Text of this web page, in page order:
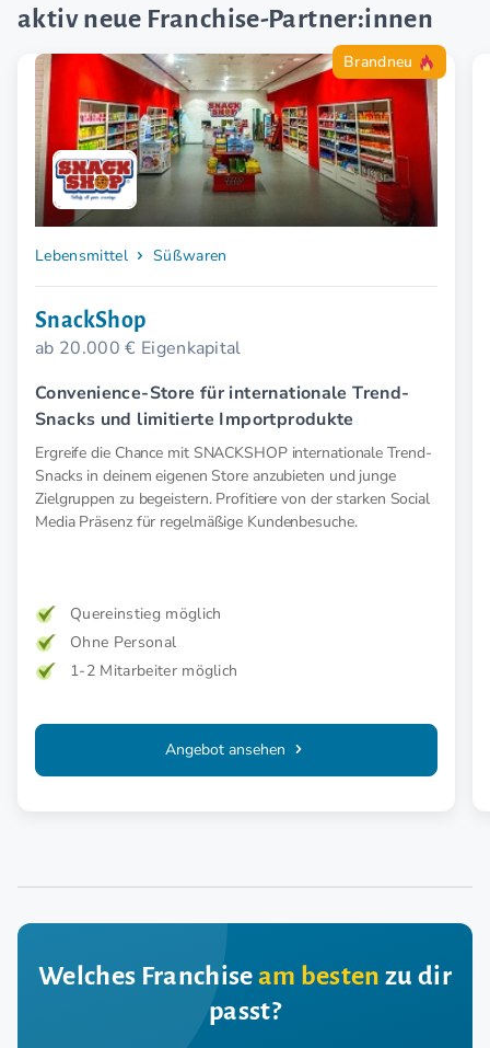
aktiv neue Franchise-Partner:innen
Brandneu
Lebensmittel Süßwaren
SnackShop
ab 20.000 € Eigenkapital
Convenience-Store für internationale Trend-
Snacks und limitierte Importprodukte
Ergreife die Chance mit SNACKSHOP internationale Trend-
Snacks in deinem eigenen Store anzubieten und junge
Zielgruppen zu begeistern. Profitiere von der starken Social
Media Präsenz für regelmäßige Kundenbesuche.
Quereinstieg möglich
Ohne Personal
1-2 Mitarbeiter möglich
Angebot ansehen
Welches Franchiseam besten zu dir
passt?